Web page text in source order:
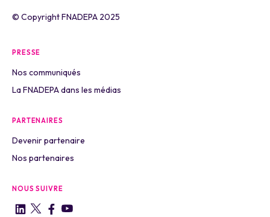
© Copyright FNADEPA 2025
PRESSE
Nos communiqués
La FNADEPA dans les médias
PARTENAIRES
Devenir partenaire
Nos partenaires
NOUS SUIVRE